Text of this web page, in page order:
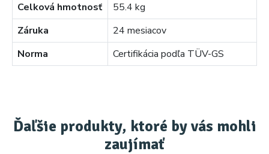
Celková hmotnosť
55.4 kg
Záruka
24 mesiacov
Norma
Certifikácia podľa TÜV-GS
Ďaľšie produkty, ktoré by vás mohli
zaujímať